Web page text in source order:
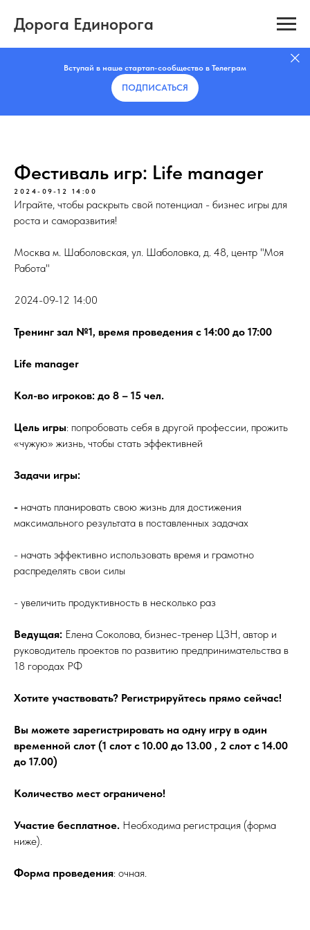
Дорога Единорога
Вступай в наше стартап-сообщество в Телеграм
ПОДПИСАТЬCЯ
Фестиваль игр: Life manager
2024-09-12 14:00
Играйте, чтобы раскрыть свой потенциал - бизнес игры для
роста и саморазвития!
Москва м. Шаболовская, ул. Шаболовка, д. 48, центр "Моя
Работа"
2024-09-12 14:00
Тренинг зал №1, время проведения с 14:00 до 17:00
Life manager
Кол-во игроков: до 8 – 15 чел.
Цель игры: попробовать себя в другой профессии, прожить
«чужую» жизнь, чтобы стать эффективней
Задачи игры:
- начать планировать свою жизнь для достижения
максимального результата в поставленных задачах
- начать эффективно использовать время и грамотно
распределять свои силы
- увеличить продуктивность в несколько раз
Ведущая: Елена Соколова, бизнес-тренер ЦЗН, автор и
руководитель проектов по развитию предпринимательства в
18 городах РФ
Хотите участвовать? Регистрируйтесь прямо сейчас!
Вы можете зарегистрировать на одну игру в один
временной слот (1 слот с 10.00 до 13.00 , 2 слот с 14.00
до 17.00)
Количество мест ограничено!
Участие бесплатное. Необходима регистрация (форма
ниже).
Форма проведения: очная.